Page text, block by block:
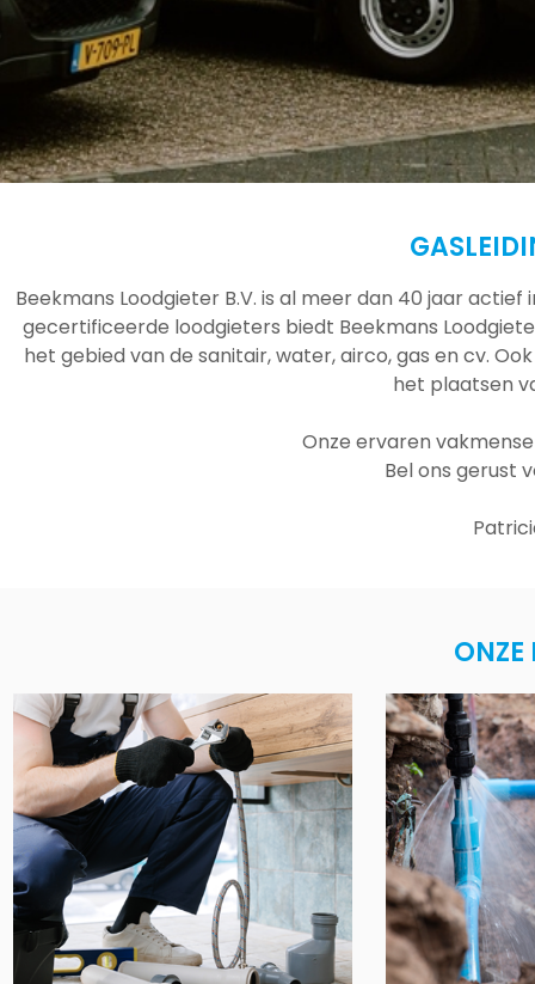
Beekmans Loodgieter B.V. is al meer dan 40 jaar
gecertificeerde loodgieters biedt Beekmans
het gebied van de sanitair, water, airco, gas en cv.
het plaatsen
Onze ervaren
Bel ons gerust
ONZE